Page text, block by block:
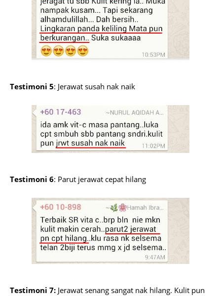
Testimoni 5: Jerawat susah nak naik
Testimoni 6: Parut jerawat cepat hilang
Testimoni 7: Jerawat senang sangat nak hilang. Kulit pun